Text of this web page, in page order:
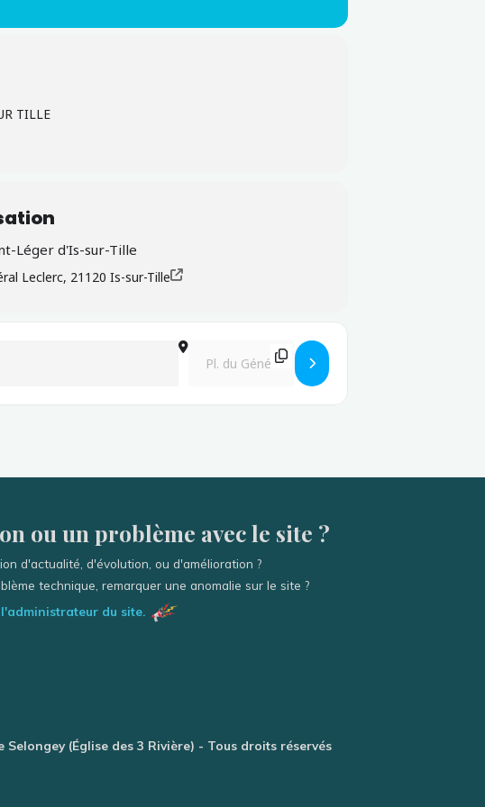
TILLE
Léger d'Is-sur-Tille
Leclerc, 21120 Is-sur-Tille
Destination Address - Veillée de prière en
ou un problème avec le site ?
d'actualité, d'évolution, ou d'amélioration ?
technique, remarquer une anomalie sur le site ?
du site.
(Église des 3 Rivière) - Tous droits réservés